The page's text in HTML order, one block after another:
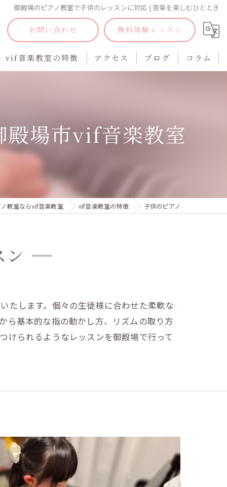
御殿場のピアノ教室で子供のレッスンに対応 | 音楽を楽しむひととき
お問い合わせ 無料体験レッスン
vif音楽教室の特徴
ソルフェージュ
アクセス ブログ コラム
殿場市vif音楽教室
教室ならvif音楽教室 vif音楽教室の特徴 子供のピアノ
ン
たします。個々の生徒様に合わせた柔軟な
ら基本的な指の動かし方、リズムの取り方
けられるようなレッスンを御殿場で行って